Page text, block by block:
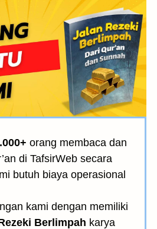
orang membaca dan
di TafsirWeb secara
butuh biaya operasional
kami dengan memiliki
Berlimpah karya